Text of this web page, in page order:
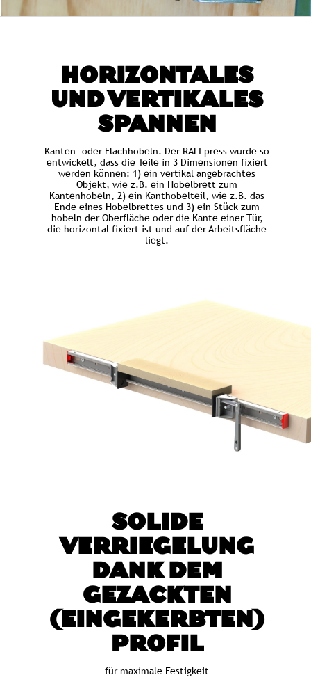
HORIZONTALES
UND VERTIKALES
SPANNEN
Kanten- oder Flachhobeln. Der RALI press wurde so
entwickelt, dass die Teile in 3 Dimensionen fixiert
werden können: 1) ein vertikal angebrachtes
Objekt, wie z.B. ein Hobelbrett zum
Kantenhobeln, 2) ein Kanthobelteil, wie z.B. das
Ende eines Hobelbrettes und 3) ein Stück zum
hobeln der Oberfläche oder die Kante einer Tür,
die horizontal fixiert ist und auf der Arbeitsfläche
liegt.
SOLIDE
VERRIEGELUNG
DANK DEM
GEZACKTEN
(EINGEKERBTEN)
PROFIL
für maximale Festigkeit